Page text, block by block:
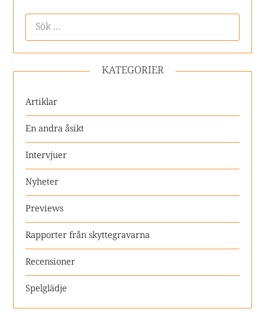
KATEGORIER
Artiklar
En andra åsikt
Intervjuer
Nyheter
Previews
Rapporter från skyttegravarna
Recensioner
Spelglädje